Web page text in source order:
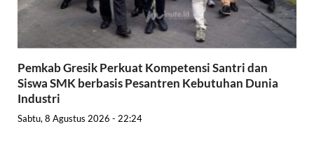
Pemkab Gresik Perkuat Kompetensi Santri dan
Siswa SMK berbasis Pesantren Kebutuhan Dunia
Industri
Sabtu, 8 Agustus 2026 - 22:24